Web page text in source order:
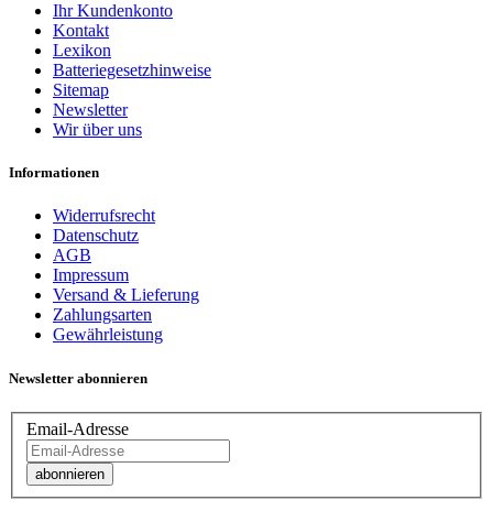
Ihr Kundenkonto
Kontakt
Lexikon
Batteriegesetzhinweise
Sitemap
Newsletter
Wir über uns
Informationen
Widerrufsrecht
Datenschutz
AGB
Impressum
Versand & Lieferung
Zahlungsarten
Gewährleistung
Newsletter abonnieren
Email-Adresse
abonnieren